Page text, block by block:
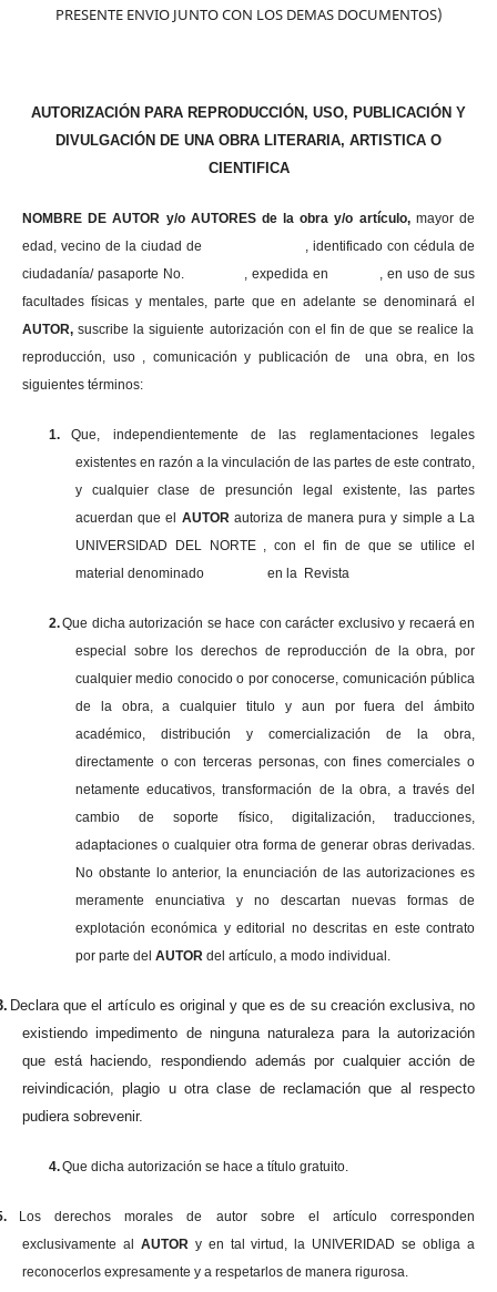
PRESENTE ENVIO JUNTO CON LOS DEMAS DOCUMENTOS)
AUTORIZACIÓN PARA REPRODUCCIÓN, USO, PUBLICACIÓN Y
DIVULGACIÓN DE UNA OBRA LITERARIA, ARTISTICA O
CIENTIFICA
NOMBRE DE AUTOR y/o AUTORES de la obra y/o artículo, mayor de
edad, vecino de la ciudad de , identificado con cédula de
ciudadanía/ pasaporte No. , expedida en , en uso de sus
facultades físicas y mentales, parte que en adelante se denominará el
AUTOR,suscribe la siguiente autorización con el fin de que se realice la
reproducción, uso , comunicación y publicación de una obra, en los
siguientes términos:
1.
Que, independientemente de las reglamentaciones legales
existentes en razón a la vinculación de las partes de este contrato,
y cualquier clase de presunción legal existente, las partes
acuerdan que el AUTOR autoriza de manera pura y simple a La
UNIVERSIDAD DEL NORTE , con el fin de que se utilice el
material denominado en la Revista
2.Que dicha autorización se hace con carácter exclusivo y recaerá en
especial sobre los derechos de reproducción de la obra, por
cualquier medio conocido o por conocerse, comunicación pública
de la obra, a cualquier titulo y aun por fuera del ámbito
académico, distribución y comercialización de la obra,
directamente o con terceras personas, con fines comerciales o
netamente educativos, transformación de la obra, a través del
cambio de soporte físico, digitalización, traducciones,
adaptaciones o cualquier otra forma de generar obras derivadas.
No obstante lo anterior, la enunciación de las autorizaciones es
meramente enunciativa y no descartan nuevas formas de
explotación económica y editorial no descritas en este contrato
por parte del AUTORdel artículo, a modo individual.
Declara que el artículo es original y que es de su creación exclusiva, no
existiendo impedimento de ninguna naturaleza para la autorización
que está haciendo, respondiendo además por cualquier acción de
reivindicación, plagio u otra clase de reclamación que al respecto
pudiera sobrevenir.
4.Que dicha autorización se hace a título gratuito.
Los derechos morales de autor sobre el artículo corresponden
exclusivamente al AUTOR y en tal virtud, la UNIVERIDAD se obliga a
reconocerlos expresamente y a respetarlos de manera rigurosa.